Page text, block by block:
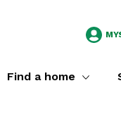
Find a home